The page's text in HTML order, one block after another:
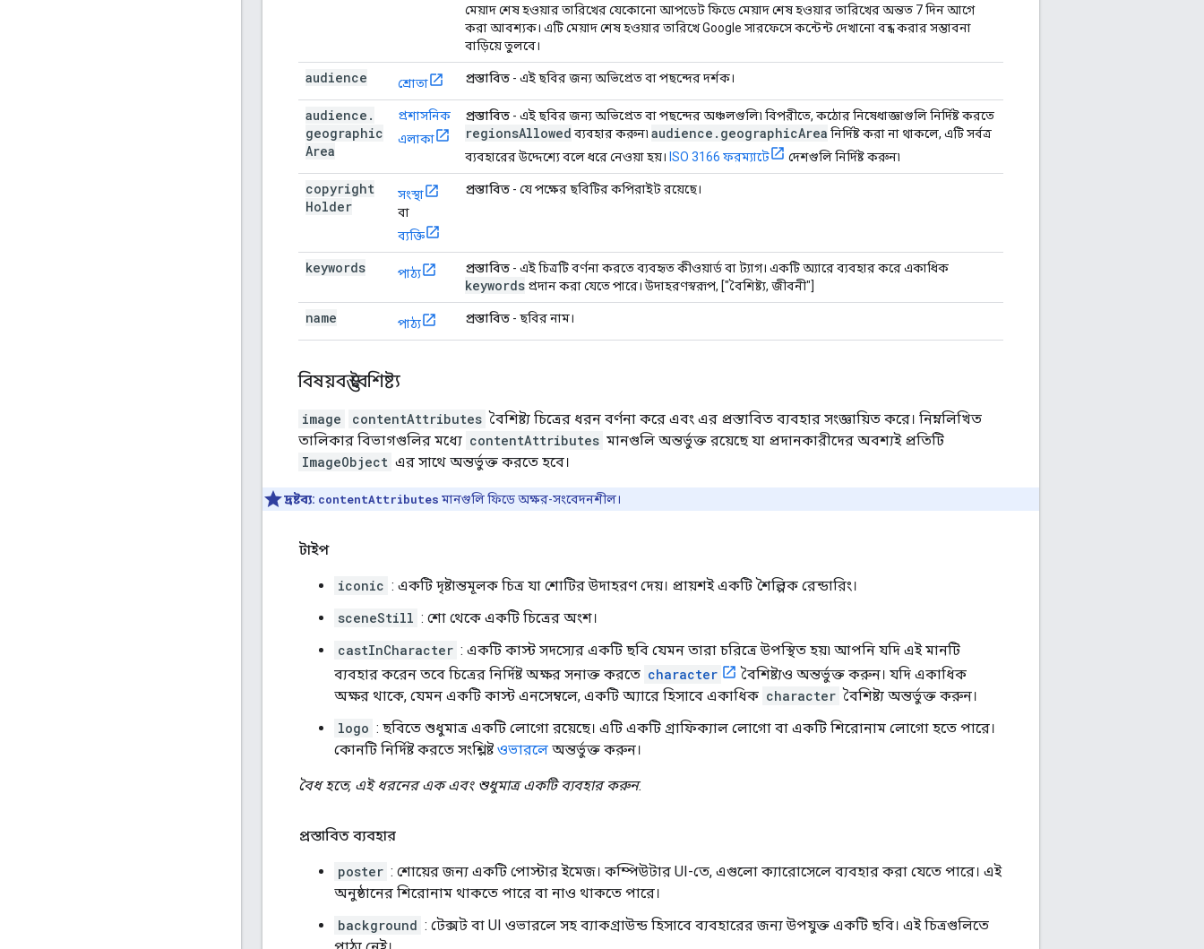
মেয়াদ শেষ হওয়ার তারিখের যেকোনো আপডেট ফিডে মেয়াদ শেষ হওয়ার তারিখের অন্তত 7 দিন আগে
করা আবশ্যক। এটি মেয়াদ শেষ হওয়ার তারিখে Google সারফেসে কন্টেন্ট দেখানো বন্ধ করার সম্ভাবনা
বাড়িয়ে তুলবে।
audience শ্রোতা প্রস্তাবিত - এই ছবির জন্য অভিপ্রেত বা পছন্দের দর্শক।
audience .
geographic
Area
প্রশাসনিক
এলাকা
প্রস্তাবিত - এই ছবির জন্য অভিপ্রেত বা পছন্দের অঞ্চলগুলি৷ বিপরীতে, কঠোর নিষেধাজ্ঞাগুলি নির্দিষ্ট করতে
regionsAllowed ব্যবহার করুন৷ audience . geographicArea নির্দিষ্ট করা না থাকলে, এটি সর্বত্র
ব্যবহারের উদ্দেশ্যে বলে ধরে নেওয়া হয়। ISO 3166 ফরম্যাটে দেশগুলি নির্দিষ্ট করুন৷
copyright
Holder
সংস্থা
বা
ব্যক্তি
প্রস্তাবিত - যে পক্ষের ছবিটির কপিরাইট রয়েছে।
keywords পাঠ্য প্রস্তাবিত - এই চিত্রটি বর্ণনা করতে ব্যবহৃত কীওয়ার্ড বা ট্যাগ। একটি অ্যারে ব্যবহার করে একাধিক
keywords প্রদান করা যেতে পারে। উদাহরণস্বরূপ, ["বৈশিষ্ট্য, জীবনী"]
name পাঠ্য প্রস্তাবিত - ছবির নাম।
বিষয়বস্তু বৈশিষ্ট্য
image contentAttributes বৈশিষ্ট্য চিত্রের ধরন বর্ণনা করে এবং এর প্রস্তাবিত ব্যবহার সংজ্ঞায়িত করে। নিম্নলিখিত
তালিকার বিভাগগুলির মধ্যে contentAttributes মানগুলি অন্তর্ভুক্ত রয়েছে যা প্রদানকারীদের অবশ্যই প্রতিটি
ImageObject এর সাথে অন্তর্ভুক্ত করতে হবে।
দ্রষ্টব্য: contentAttributes মানগুলি ফিডে অক্ষর-সংবেদনশীল।
টাইপ
iconic : একটি দৃষ্টান্তমূলক চিত্র যা শোটির উদাহরণ দেয়। প্রায়শই একটি শৈল্পিক রেন্ডারিং।
sceneStill : শো থেকে একটি চিত্রের অংশ।
castInCharacter : একটি কাস্ট সদস্যের একটি ছবি যেমন তারা চরিত্রে উপস্থিত হয়৷ আপনি যদি এই মানটি
ব্যবহার করেন তবে চিত্রের নির্দিষ্ট অক্ষর সনাক্ত করতে character
বৈশিষ্ট্যও অন্তর্ভুক্ত করুন। যদি একাধিক
অক্ষর থাকে, যেমন একটি কাস্ট এনসেম্বলে, একটি অ্যারে হিসাবে একাধিক character বৈশিষ্ট্য অন্তর্ভুক্ত করুন।
logo : ছবিতে শুধুমাত্র একটি লোগো রয়েছে। এটি একটি গ্রাফিক্যাল লোগো বা একটি শিরোনাম লোগো হতে পারে।
কোনটি নির্দিষ্ট করতে সংশ্লিষ্টওভারলে অন্তর্ভুক্ত করুন।
বৈধ হতে, এই ধরনের এক এবং শুধুমাত্র একটি ব্যবহার করুন.
প্রস্তাবিত ব্যবহার
poster : শোয়ের জন্য একটি পোস্টার ইমেজ। কম্পিউটার UI-তে, এগুলো ক্যারোসেলে ব্যবহার করা যেতে পারে। এই
অনুষ্ঠানের শিরোনাম থাকতে পারে বা নাও থাকতে পারে।
background : টেক্সট বা UI ওভারলে সহ ব্যাকগ্রাউন্ড হিসাবে ব্যবহারের জন্য উপযুক্ত একটি ছবি। এই চিত্রগুলিতে